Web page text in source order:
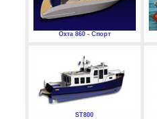
Охта 860 - Спорт
ST800